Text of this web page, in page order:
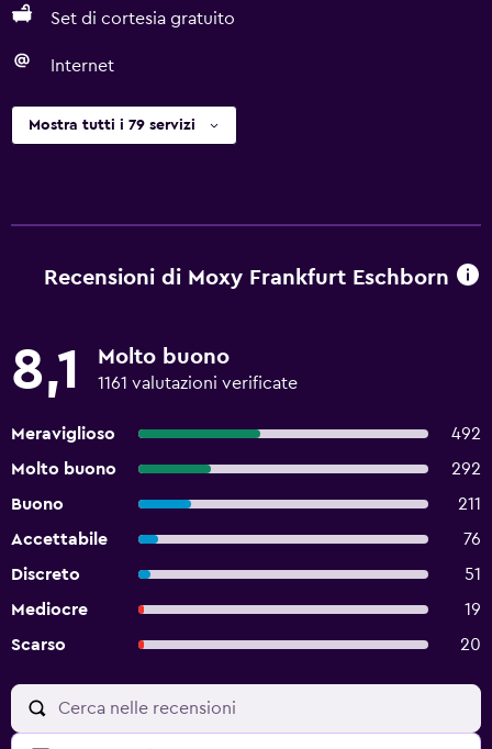
Set di cortesia gratuito
Internet
Mostra tutti i 79 servizi
Recensioni di Moxy Frankfurt Eschborn
8,1 Molto buono
1161 valutazioni verificate
Meraviglioso
492
Molto buono
292
Buono
211
Accettabile
76
Discreto
51
Mediocre
19
Scarso
20